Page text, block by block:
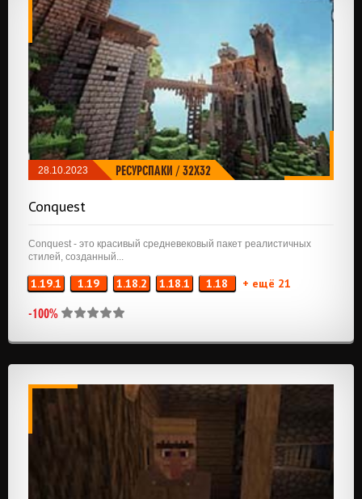
28.10.2023 РЕСУРСПАКИ /32X32
Conquest
Conquest - это красивый средневековый пакет реалистичных
стилей, созданный...
1.19.1 1.19 1.18.2 1.18.1 1.18 + ещё 21
-100%